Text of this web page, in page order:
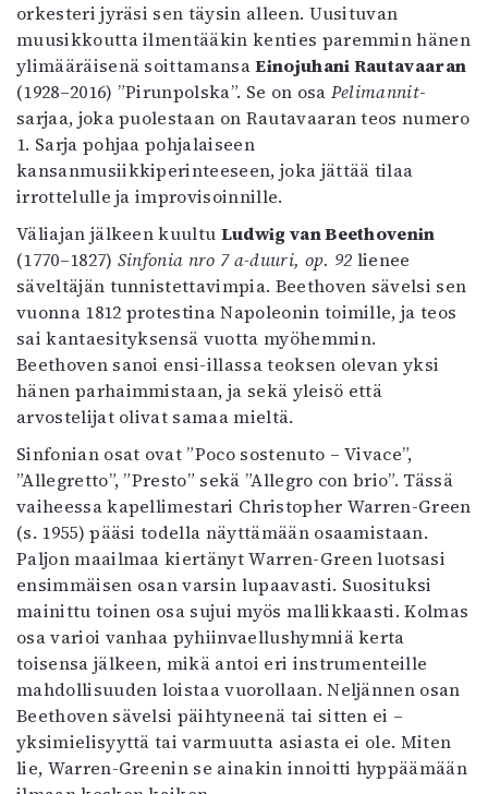
orkesteri jyräsi sen täysin alleen. Uusituvan
muusikkoutta ilmentääkin kenties paremmin hänen
ylimääräisenä soittamansaEinojuhani Rautavaaran
(1928–2016) ”Pirunpolska”. Se on osa Pelimannit-
sarjaa, joka puolestaan on Rautavaaran teos numero
1. Sarja pohjaa pohjalaiseen
kansanmusiikkiperinteeseen, joka jättää tilaa
irrottelulle ja improvisoinnille.
Väliajan jälkeen kuultu Ludwig van Beethovenin
(1770–1827) Sinfonia nro 7 a-duuri, op. 92 lienee
säveltäjän tunnistettavimpia. Beethoven sävelsi sen
vuonna 1812 protestina Napoleonin toimille, ja teos
sai kantaesityksensä vuotta myöhemmin.
Beethoven sanoi ensi-illassa teoksen olevan yksi
hänen parhaimmistaan, ja sekä yleisö että
arvostelijat olivat samaa mieltä.
Sinfonian osat ovat ”Poco sostenuto – Vivace”,
”Allegretto”, ”Presto” sekä ”Allegro con brio”. Tässä
vaiheessa kapellimestari Christopher Warren-Green
(s. 1955) pääsi todella näyttämään osaamistaan.
Paljon maailmaa kiertänyt Warren-Green luotsasi
ensimmäisen osan varsin lupaavasti. Suosituksi
mainittu toinen osa sujui myös mallikkaasti. Kolmas
osa varioi vanhaa pyhiinvaellushymniä kerta
toisensa jälkeen, mikä antoi eri instrumenteille
mahdollisuuden loistaa vuorollaan. Neljännen osan
Beethoven sävelsi päihtyneenä tai sitten ei –
yksimielisyyttä tai varmuutta asiasta ei ole. Miten
lie, Warren-Greenin se ainakin innoitti hyppäämään